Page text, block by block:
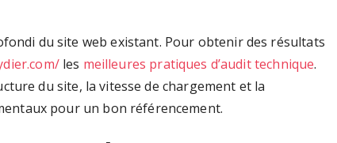
du site web existant. Pour obtenir des résultats
les meilleures pratiques d’audit technique.
du site, la vitesse de chargement et la
pour un bon référencement.